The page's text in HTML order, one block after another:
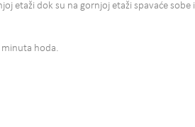
etaži dok su na gornjoj etaži spavaće sobe i
minuta hoda.